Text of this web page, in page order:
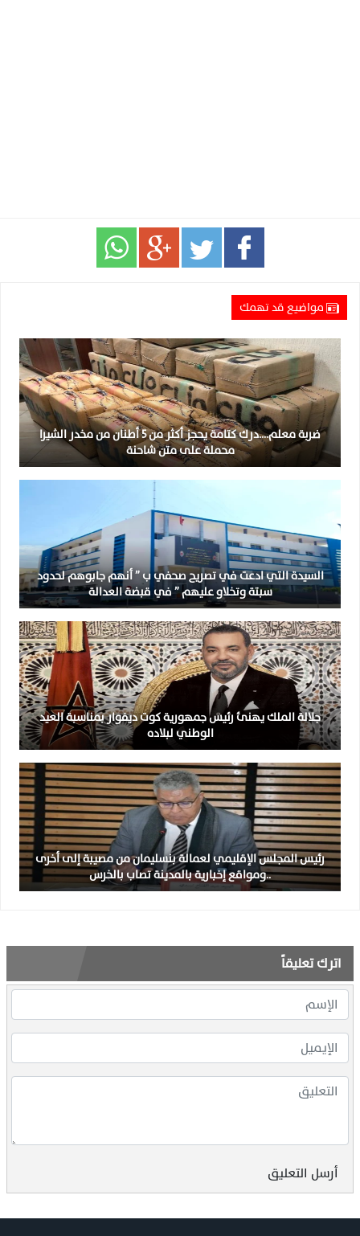
مواضيع قد تهمك
ضربة معلم….درك كتامة يحجز أكثر من 5 أطنان من مخدر الشيرا
محملة على متن شاحنة
السيدة التي ادعت في تصريح صحفي ب ” أنهم جابوهم لحدود
سبتة وتخلاو عليهم ” في قبضة العدالة
جلالة الملك يهنئ رئيس جمهورية كوت ديفوار بمناسبة العيد
الوطني لبلاده
رئيس المجلس الإقليمي لعمالة بنسليمان من مصيبة إلى أخرى
..ومواقع إخبارية بالمدينة تصاب بالخرس
اترك تعليقاً
أرسل التعليق